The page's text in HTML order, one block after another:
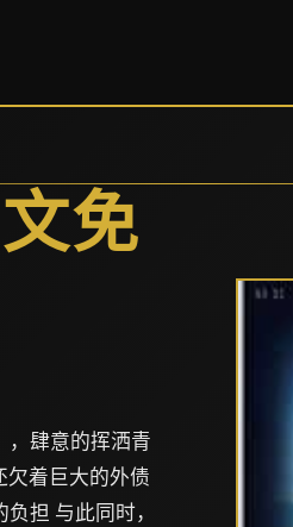
免
，肆意的挥洒青
着巨大的外债
担 与此同时，